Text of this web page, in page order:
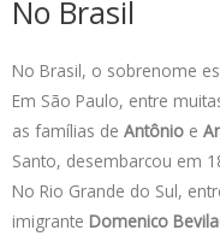
No Brasil
No Brasil, o sobrenome
Em São Paulo, entre
as famílias de Antônio e
Santo, desembarcou em
No Rio Grande do Sul,
imigrante Domenico